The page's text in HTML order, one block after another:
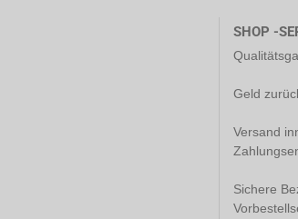
SHOP -
Geld
Versand
Sichere